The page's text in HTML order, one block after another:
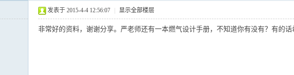
发表于 2015-4-4 12:56:07 显示全部楼层
非常好的资料，谢谢分享。严老师还有一本燃气设计手册，不知道你有没有？有的